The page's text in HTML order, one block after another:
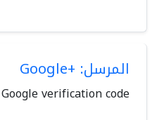
المرسل: +Google
verification code.